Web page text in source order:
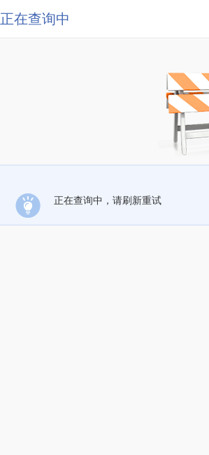
正在查询中
正在查询中，请刷新重试